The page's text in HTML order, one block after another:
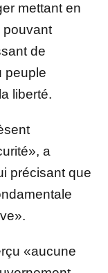
mettant en
pouvant
de
peuple
liberté.
a
précisant que
«aucune